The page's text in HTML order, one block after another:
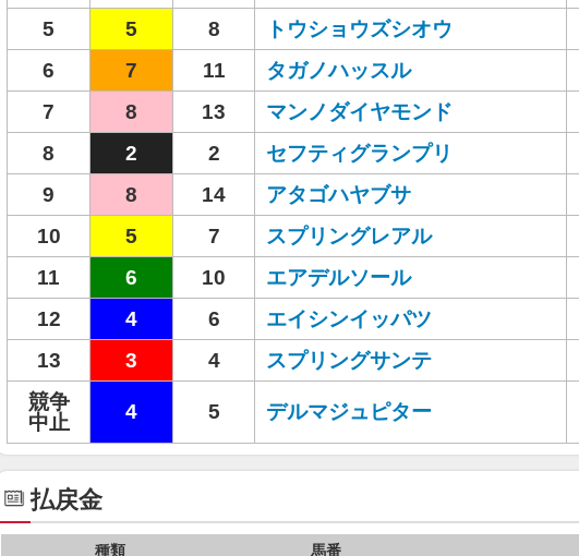
5
5 8 トウショウズシオウ
6
7 11 タガノハッスル
7
8 13 マンノダイヤモンド
8
2 2 セフティグランプリ
9
8 14 アタゴハヤブサ
10
5 7 スプリングレアル
11
6 10 エアデルソール
12
4 6 エイシンイッパツ
13
3 4 スプリングサンテ
競争
中止
4 5 デルマジュピター
払戻金
種類 馬番